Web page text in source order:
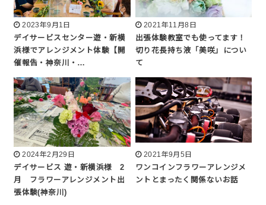
2023年9月1日
デイサービスセンター遊・新横
浜様でアレンジメント体験【開
催報告・神奈川・…
2021年11月8日
出張体験教室でも使ってます！
切り花長持ち液「美咲」につい
て
2024年2月29日
デイサービス 遊・新横浜様 2
月 フラワーアレンジメント出
張体験(神奈川)
2021年9月5日
ワンコインフラワーアレンジメ
ントとまったく関係ないお話